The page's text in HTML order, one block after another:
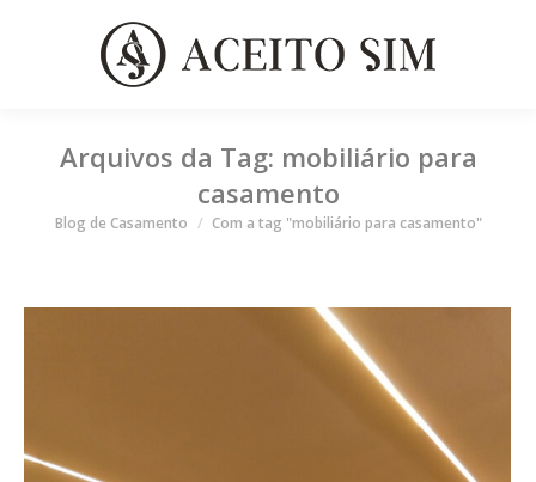
Arquivos da Tag: mobiliário para
casamento
Você está aqui
Blog de Casamento Com a tag "mobiliário para casamento"